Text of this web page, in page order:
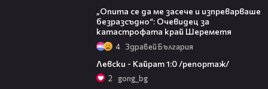
„Опита се да ме засече и изпреварваше
безразсъдно“: Очевидец за
катастрофата край Шереметя
4 Здравей България
Левски - Кайрат 1:0 /репортаж/
2 gong_bg